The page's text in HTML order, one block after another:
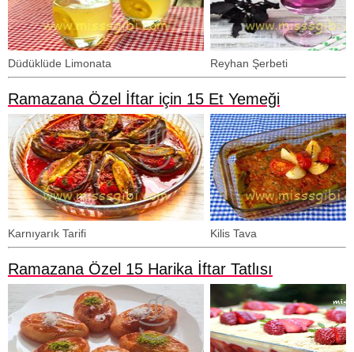
Düdüklüde Limonata Reyhan Şerbeti
Ramazana Özel İftar için 15 Et Yemeği
Karnıyarık Tarifi Kilis Tava
Ramazana Özel 15 Harika İftar Tatlısı